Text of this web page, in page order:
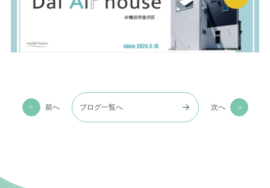
前へ ブログ一覧へ 次へ